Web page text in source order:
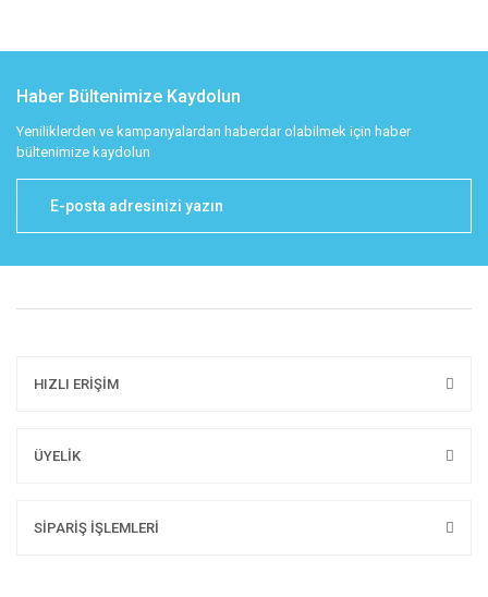
Haber Bültenimize Kaydolun
Yeniliklerden ve kampanyalardan haberdar olabilmek için haber
bültenimize kaydolun
HIZLI ERİŞİM
ÜYELİK
SİPARİŞ İŞLEMLERİ